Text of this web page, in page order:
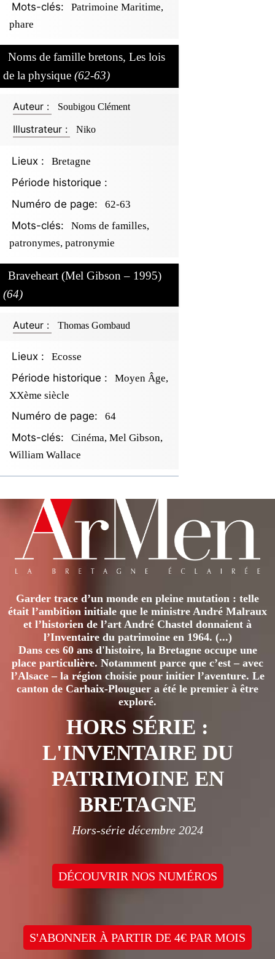
Mots-clés:
Patrimoine Maritime,
phare
Noms de famille bretons, Les lois
de la physique (62-63)
Auteur : Soubigou Clément
Illustrateur : Niko
Lieux : Bretagne
Période historique :
Numéro de page:
62-63
Mots-clés:
Noms de familles,
patronymes, patronymie
Braveheart (Mel Gibson – 1995)
(64)
Auteur : Thomas Gombaud
Lieux : Ecosse
Période historique :
Moyen Âge,
XXème siècle
Numéro de page: 64
Mots-clés:
Cinéma, Mel Gibson,
William Wallace
Garder trace d’un monde en pleine mutation : telle
était l’ambition initiale que le ministre André Malraux
et l’historien de l’art André Chastel donnaient à
l’Inventaire du patrimoine en 1964. (...)
Dans ces 60 ans d'histoire, la Bretagne occupe une
place particulière. Notamment parce que c’est – avec
l’Alsace – la région choisie pour initier l’aventure. Le
canton de Carhaix-Plouguer a été le premier à être
exploré.
HORS SÉRIE :
L'INVENTAIRE DU
PATRIMOINE EN
BRETAGNE
Hors-série décembre 2024
DÉCOUVRIR NOS NUMÉROS
S'ABONNER À PARTIR DE 4€ PAR MOIS